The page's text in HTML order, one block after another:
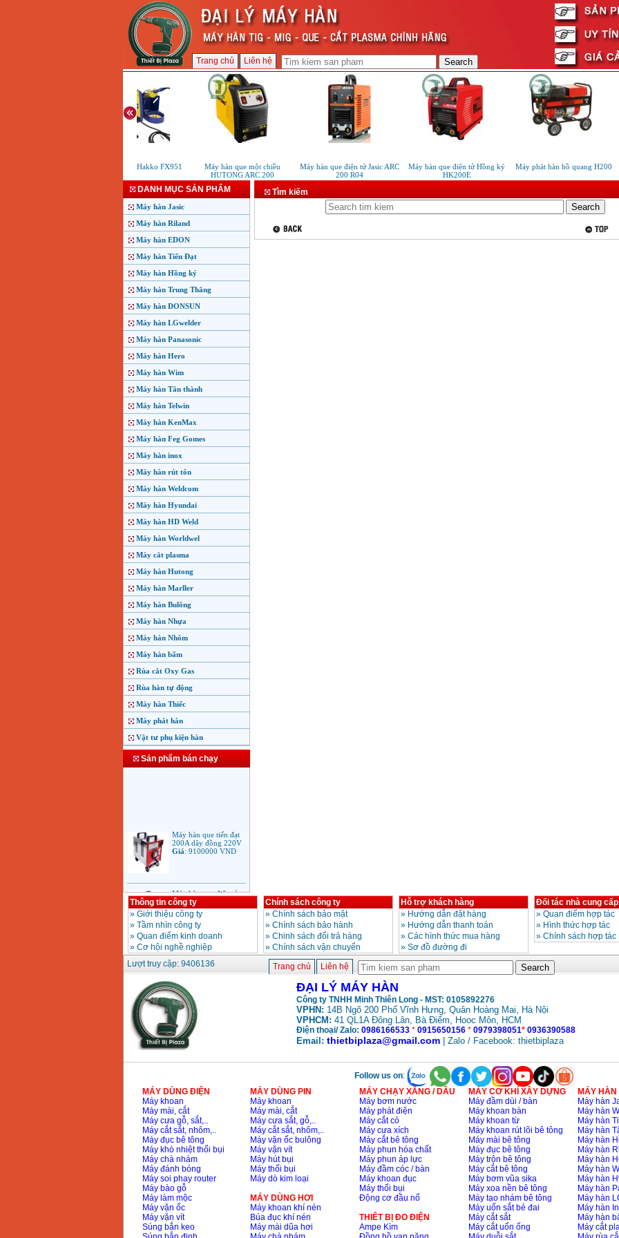
Trang chủ Liên hệ
Máy hàn thiếc Hakko FX951
Máy hàn que một chiều
HUTONG ARC 200
Máy hàn que điện tử Jasic ARC
200 R04
Máy hàn que điện tử Hồng ký
HK200E
Máy phát hàn hồ quang H200
DANH MỤC SẢN PHẨM
Máy hàn Jasic
Máy hàn Riland
Máy hàn EDON
Máy hàn Tiến Đạt
Máy hàn Hồng ký
Máy hàn Trung Thắng
Máy hàn DONSUN
Máy hàn LGwelder
Máy hàn Panasonic
Máy hàn Hero
Máy hàn Wim
Máy hàn Tân thành
Máy hàn Telwin
Máy hàn KenMax
Máy hàn Feg Gomes
Máy hàn inox
Máy hàn rút tôn
Máy hàn Weldcom
Máy hàn Hyundai
Máy hàn HD Weld
Máy hàn Worldwel
Máy cắt plasma
Máy hàn Hutong
Máy hàn Marller
Máy hàn Bulông
Máy hàn Nhựa
Máy hàn Nhôm
Máy hàn bấm
Rùa cắt Oxy Gas
Rùa hàn tự động
Máy hàn Thiếc
Máy phát hàn
Vật tư phụ kiện hàn
Sản phẩm bán chạy
Máy hàn que tiến đạt
200A dây đồng 220V
Giá:9100000VND
Máy hàn que điện tử
Jasic ARC 200 R04
Giá: 5100000
Máy hàn que điện tử
Hồng ký HK 200Z
Giá:2770000
Bình khí Co2, chai khí
co2 hàn Mig
Giá :1750000
Máy hàn tig nhôm
Máy hàn que điện tử
KenMax ARC 315
Giá:3550000
Máy hàn bấm Hồng
ký HB4KB (4KVA)
Giá:14500000
Tìm kiếm
Thông tin công ty
» Giới thiệu công ty
» Tầm nhìn công ty
» Quan điểm kinh doanh
» Cơ hội nghề nghiệp
Chính sách công ty
» Chính sách bảo mật
» Chính sách bảo hành
» Chinh sách đổi trả hàng
» Chính sách vận chuyển
Hỗ trợ khách hàng
» Hướng dẫn đặt hàng
» Hướng dẫn thanh toán
» Các hình thức mua hàng
» Sơ đồ đường đi
Đối tác nhà cung cấp
» Quan điểm hợp tác
» Hình thức hợp tác
» Chính sách hợp tác
Lượt truy cập: 9406136 Trang chủ Liên hệ
ĐẠI LÝ MÁY HÀN
Công ty TNHH Minh Thiên Long - MST: 0105892276
VPHN: 14B Ngõ 200 Phố Vĩnh Hưng, Quân Hoàng Mai, Hà Nội
VPHCM: 41 QL1A Đông Lân, Bà Điểm, Hooc Môn, HCM
Điện thoại/ Zalo: 0986166533 * 0915650156* 0979398051* 0936390588
Email: thietbiplaza@gmail.com| Zalo / Facebook: thietbiplaza
Follow us on:
MÁY DÙNG ĐIỆN
Máy khoan
Máy mài, cắt
Máy cưa gỗ, sắt,..
Máy cắt sắt, nhôm,..
Máy đục bê tông
Máy khò nhiệt thổi bụi
Máy chà nhám
Máy đánh bóng
Máy soi phay router
Máy bào gỗ
Máy làm mộc
Máy vặn ốc
Máy vặn vít
Súng bắn keo
MÁY DÙNG PIN
Máy khoan
Máy mài, cắt
Máy cưa sắt, gỗ,..
Máy cắt sắt, nhôm,..
Máy vặn ốc bulông
Máy vặn vít
Máy hút bụi
Máy thổi bụi
Máy dò kim loại
MÁY DÙNG HƠI
Máy khoan khí nén
Búa đục khí nén
Máy mài dũa hơi
MÁY CHẠY XĂNG / DẦU
Máy bơm nước
Máy phát điện
Máy cắt cỏ
Máy cưa xích
Máy cắt bê tông
Máy phun hóa chất
Máy phun áp lực
Máy đầm cóc / bàn
Máy khoan đục
Máy thổi bụi
Động cơ đầu nổ
THIÊT BỊ ĐO ĐIỆN
Ampe Kìm
MÁY CƠ KHÍ XÂY DỰNG
Máy đầm dùi / bàn
Máy khoan bàn
Máy khoan từ
Máy khoan rút lõi bê tông
Máy mài bê tông
Máy đục bê tông
Máy trộn bê tông
Máy cắt bê tông
Máy bơm vũa sika
Máy xoa nền bê tông
Máy tạo nhám bê tông
Máy uốn sắt bẻ đai
Máy cắt sắt
Máy cắt uốn ống
MÁY HÀN
Máy hàn
Máy hàn
Máy hàn
Máy hàn
Máy hàn
Máy hàn
Máy hàn
Máy hàn
Máy hàn
Máy hàn
Máy hàn
Máy hàn
Máy hàn
Máy cắt